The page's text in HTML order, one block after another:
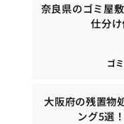
奈良県のゴミ屋
仕分
ゴ
大阪府の残置物
ング5選